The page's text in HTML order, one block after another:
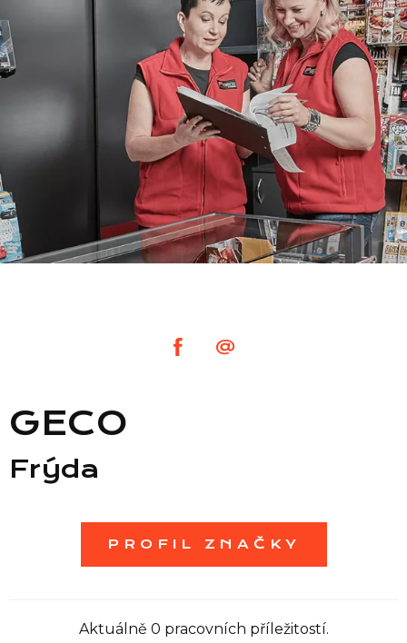
Seznam NC
GECO
Frýda
PROFIL ZNAČKY
Aktuálně 0 pracovních příležitostí.